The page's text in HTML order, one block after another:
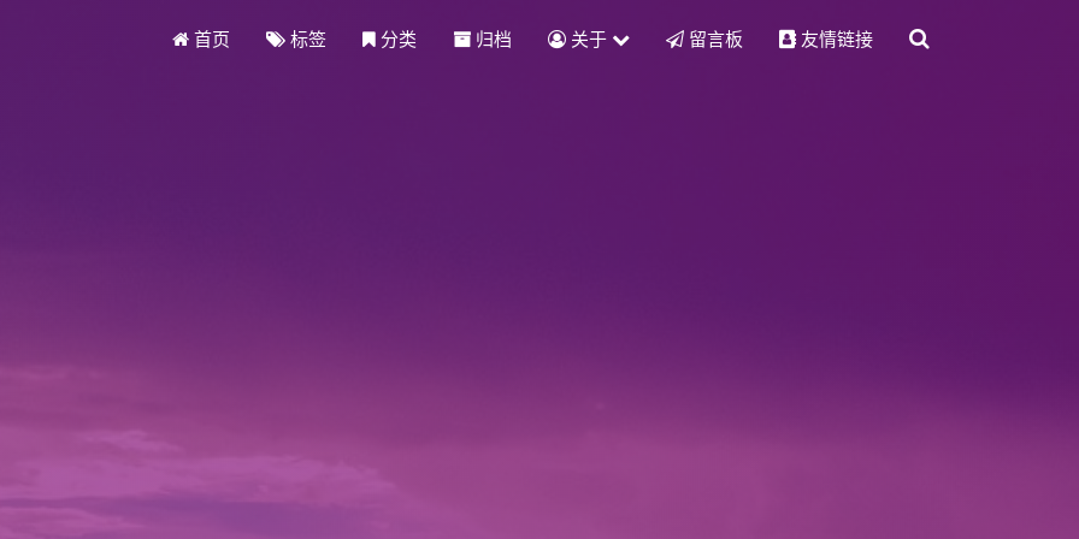
首页 标签 分类 归档 关于 留言板 友情链接